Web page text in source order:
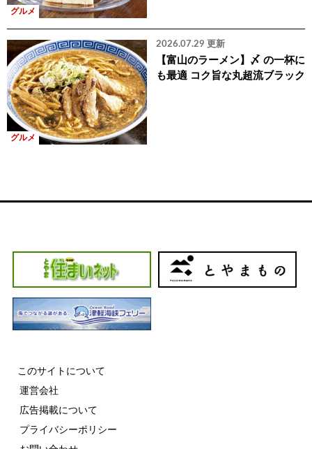
グルメ
グルメ
2026.07.29 更新
【富山のラーメン】〆 の一杯に
も最適 コク旨な丸超流ブラック
このサイトについて
運営会社
広告掲載について
プライバシーポリシー